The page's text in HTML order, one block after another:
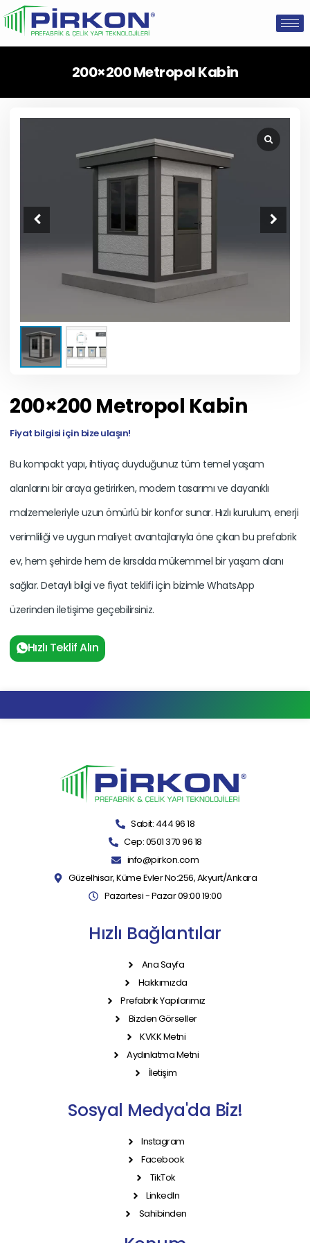
200×200 Metropol Kabin
200×200 Metropol Kabin
Fiyat bilgisi için bize ulaşın!
Bu kompakt yapı, ihtiyaç duyduğunuz tüm temel yaşam
alanlarını bir araya getirirken, modern tasarımı ve dayanıklı
malzemeleriyle uzun ömürlü bir konfor sunar. Hızlı kurulum, enerji
verimliliği ve uygun maliyet avantajlarıyla öne çıkan bu prefabrik
ev, hem şehirde hem de kırsalda mükemmel bir yaşam alanı
sağlar. Detaylı bilgi ve fiyat teklifi için bizimle WhatsApp
üzerinden iletişime geçebilirsiniz.
Hızlı Teklif Alın
Sabit: 444 96 18
Cep: 0501 370 96 18
info@pirkon.com
Güzelhisar, Küme Evler No:256, Akyurt/Ankara
Pazartesi - Pazar 09:00 19:00
Hızlı Bağlantılar
Ana Sayfa
Hakkımızda
Prefabrik Yapılarımız
Bizden Görseller
KVKK Metni
Aydınlatma Metni
İletişim
Sosyal Medya'da Biz!
Instagram
Facebook
TikTok
LinkedIn
Sahibinden